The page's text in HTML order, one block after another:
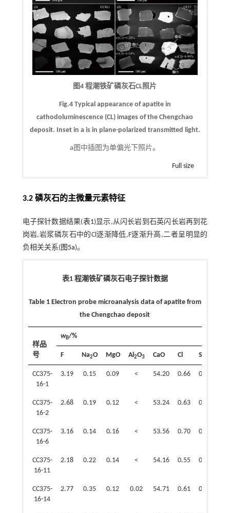
图4 程潮铁矿磷灰石CL照片
Fig.4 Typical appearance of apatite in
cathodoluminescence (CL) images of the Chengchao
deposit. Inset in a is in plane-polarized transmitted light.
a图中插图为单偏光下照片。
Full size
3.2 磷灰石的主微量元素特征
电子探针数据结果(表1)显示,从闪长岩到石英闪长岩再到花
岗岩,岩浆磷灰石中的Cl逐渐降低,F逐渐升高,二者呈明显的
负相关关系( 图5a)。
表1 程潮铁矿磷灰石电子探针数据
Table 1 Electron probe microanalysis data of apatite from
the Chengchao deposit
样品
号
wB/%
F Na2O MgO Al2O3 CaO Cl SO
CC375-
16-1
3.19 0.15 0.09 < 54.20 0.66 0.08
CC375-
16-2
2.68 0.19 0.12 < 53.24 0.63 0.17
CC375-
16-6
3.16 0.14 0.16 < 53.56 0.70 0.07
CC375-
16-11
2.18 0.22 0.14 < 54.16 0.55 0.20
CC375-
16-14
2.77 0.35 0.12 0.02 54.71 0.61 0.38